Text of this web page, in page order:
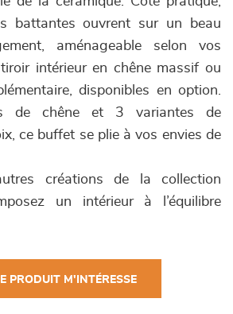
battantes ouvrent sur un beau
aménageable selon vos
intérieur en chêne massif ou
disponibles en option.
de chêne et 3 variantes de
ce buffet se plie à vos envies de
créations de la collection
un intérieur à l’équilibre
PRODUIT M'INTÉRESSE